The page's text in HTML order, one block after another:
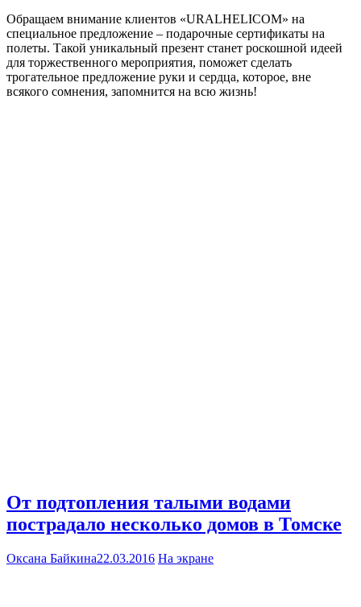
Обращаем внимание клиентов «URALHELICOM» на
специальное предложение – подарочные сертификаты на
полеты. Такой уникальный презент станет роскошной идеей
для торжественного мероприятия, поможет сделать
трогательное предложение руки и сердца, которое, вне
всякого сомнения, запомнится на всю жизнь!
От подтопления талыми водами
пострадало несколько домов в Томске
Оксана Байкина22.03.2016 На экране